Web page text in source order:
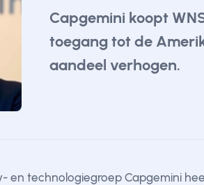
Capgemini koopt
toegang tot de
aandeel verhogen.
en technologiegroep Capgemini